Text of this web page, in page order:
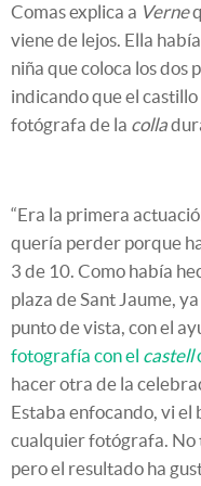
Comas explica a Verne
viene de lejos. Ella
niña que coloca los dos
indicando que el
fotógrafa de la colla
“Era la primera
quería perder porque
3 de 10. Como había
plaza de Sant Jaume,
punto de vista, con el
fotografía con el castell
hacer otra de la
Estaba enfocando, vi el
cualquier fotógrafa. No
pero el resultado ha